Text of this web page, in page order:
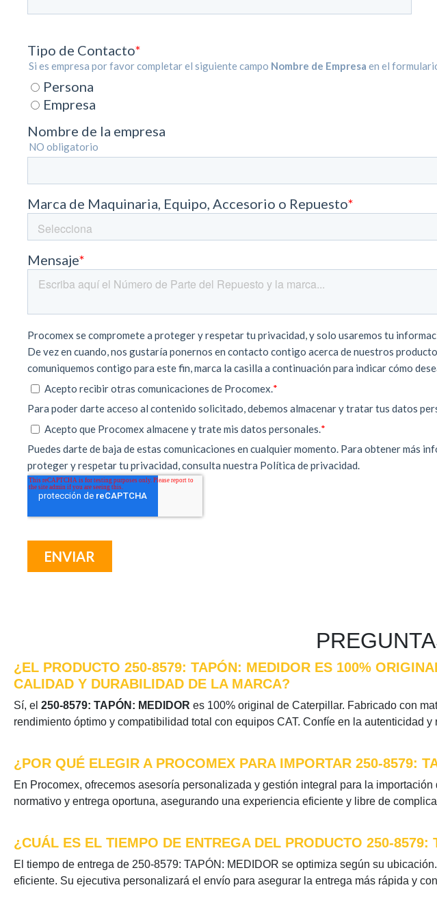
¿EL PRODUCTO 250-8579: TAPÓN: MEDIDOR ES 100%
CALIDAD Y DURABILIDAD DE LA MARCA?
Sí, el 250-8579: TAPÓN: MEDIDOR es 100% original de Caterpillar. Fabricado con
rendimiento óptimo y compatibilidad total con equipos CAT. Confíe en la autenticidad
¿POR QUÉ ELEGIR A PROCOMEX PARA IMPORTAR 250-8579:
En Procomex, ofrecemos asesoría personalizada y gestión integral para la
normativo y entrega oportuna, asegurando una experiencia eficiente y libre de
¿CUÁL ES EL TIEMPO DE ENTREGA DEL PRODUCTO 250-
El tiempo de entrega de 250-8579: TAPÓN: MEDIDOR se optimiza según su
eficiente. Su ejecutiva personalizará el envío para asegurar la entrega más rápida y